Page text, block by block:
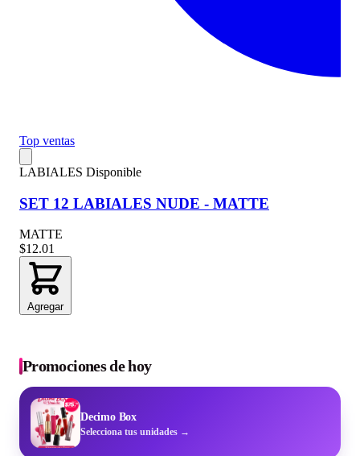
Top ventas
LABIALES Disponible
SET 12 LABIALES NUDE - MATTE
MATTE
$12.01
Agregar
Promociones de hoy
Decimo Box
Selecciona tus unidades →